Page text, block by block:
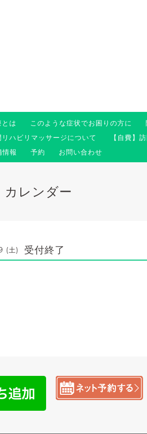
は このような症状でお困りの方に
リハビリマッサージについて 【自費】
情報
予約 お問い合わせ
カレンダー
(土) 受付終了